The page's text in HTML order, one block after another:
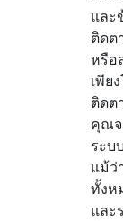
และ
ติดต
หรือ
เพีย
ติดต
คุณจ
ระบ
แม้ว่
ทั้งห
และ